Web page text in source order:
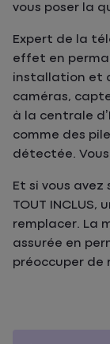
vous poser la
Expert de la
effet en
installation et
caméras,
à la centrale
comme des
détectée.
Et si vous avez
TOUT
remplacer. La
assurée en
préoccuper de